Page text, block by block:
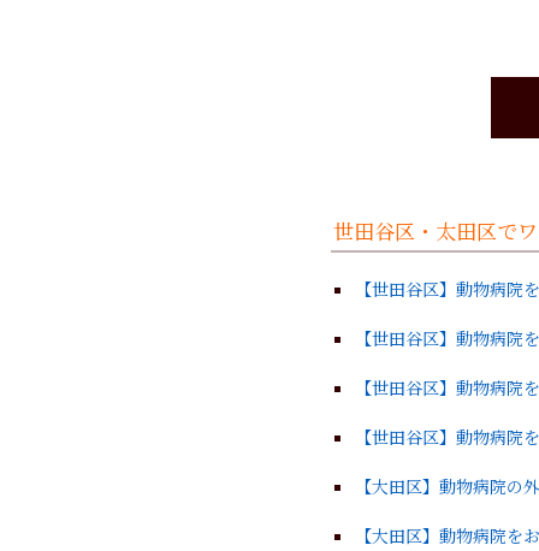
世田谷区・太田区で
【世田谷区】動物病院
【世田谷区】動物病院
【世田谷区】動物病院
【世田谷区】動物病院
【大田区】動物病院の
【大田区】動物病院を